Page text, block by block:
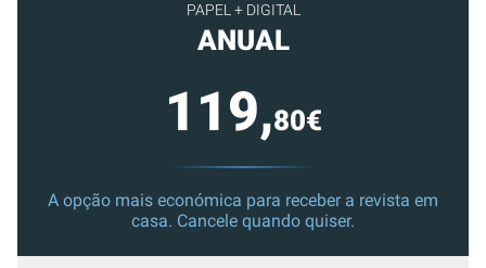
PAPEL + DIGITAL
ANUAL
119,80€
A opção mais económica para receber a revista em
casa. Cancele quando quiser.